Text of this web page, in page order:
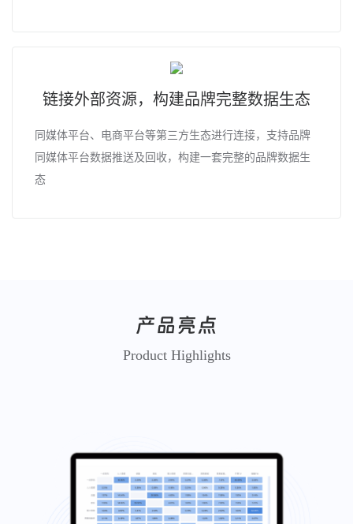
链接外部资源，构建品牌完整数据生态
同媒体平台、电商平台等第三方生态进行连接，支持品牌
同媒体平台数据推送及回收，构建一套完整的品牌数据生
态
产品亮点
Product Highlights